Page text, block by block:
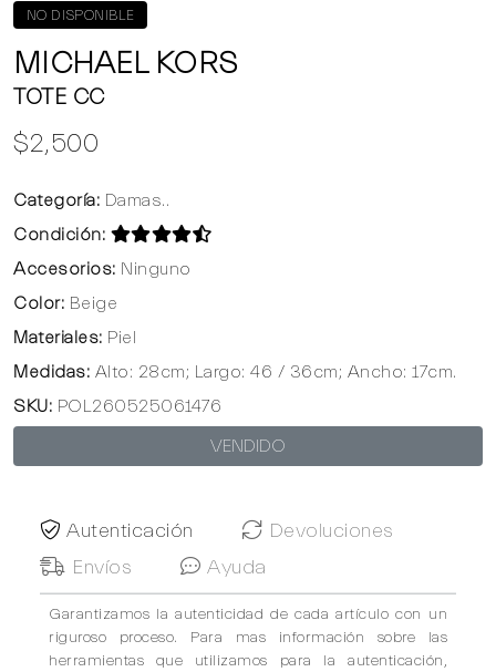
NO DISPONIBLE
MICHAEL KORS
TOTE CC
$2,500
Categoría: Damas..
Condición:
Accesorios: Ninguno
Color: Beige
Materiales: Piel
Medidas: Alto: 28cm; Largo: 46 / 36cm; Ancho: 17cm.
SKU: POL260525061476
VENDIDO
Autenticación
Devoluciones
Envíos
Ayuda
Garantizamos la autenticidad de cada artículo con un
riguroso proceso. Para mas información sobre las
herramientas que utilizamos para la autenticación,